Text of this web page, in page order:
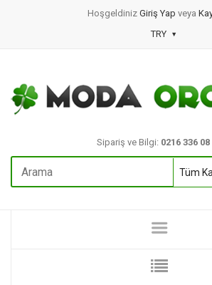
Hoşgeldiniz Giriş Yap veya
TRY
Sipariş ve Bilgi: 0216 336 08